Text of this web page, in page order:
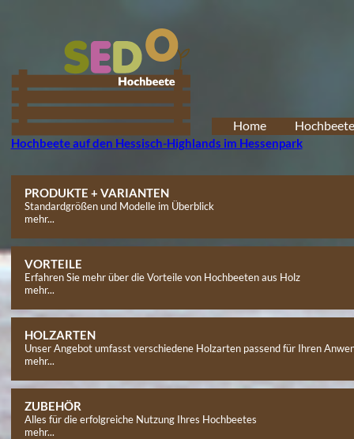
Home Hochbeete
Hochbeete auf den Hessisch-Highlands im Hessenpark
PRODUKTE + VARIANTEN
Standardgrößen und Modelle im Überblick
mehr...
VORTEILE
Erfahren Sie mehr über die Vorteile von Hochbeeten aus Holz
mehr...
HOLZARTEN
Unser Angebot umfasst verschiedene Holzarten passend für Ihren
mehr...
ZUBEHÖR
Alles für die erfolgreiche Nutzung Ihres Hochbeetes
mehr...